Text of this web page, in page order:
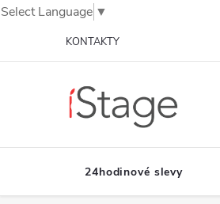
Select Language ▼
KONTAKTY
24hodinové slevy